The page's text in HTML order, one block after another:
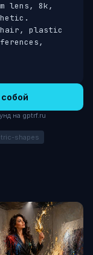
lens, 8k,
hair, plastic
на gptrf.ru
shapes